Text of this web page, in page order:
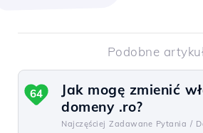
Podobne
Jak mogę zmienić
domeny .ro?
Najczęściej Zadawane Pytania /
64